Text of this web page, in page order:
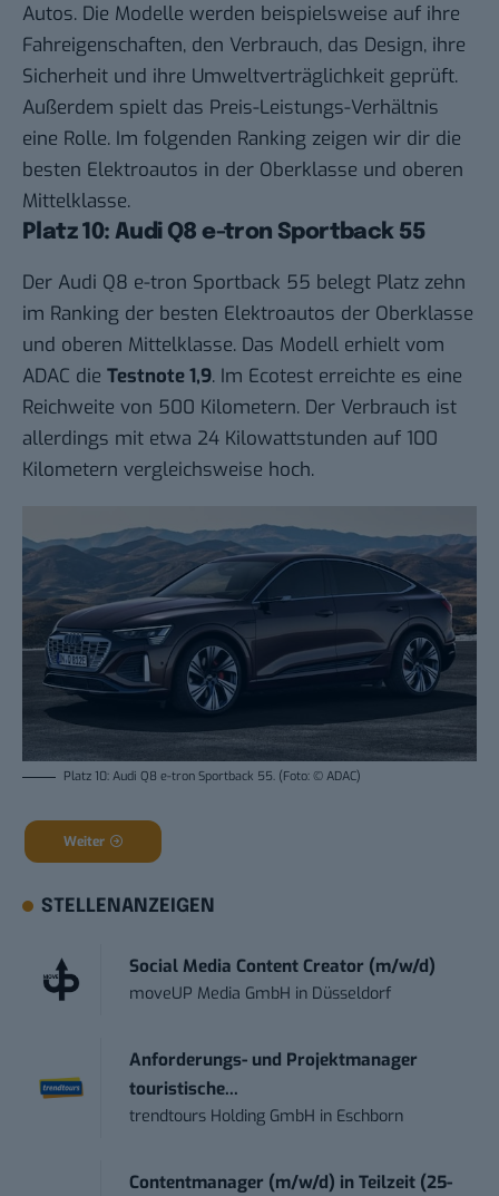
Autos. Die Modelle werden beispielsweise auf ihre
Fahreigenschaften, den Verbrauch, das Design, ihre
Sicherheit und ihre Umweltverträglichkeit geprüft.
Außerdem spielt das Preis-Leistungs-Verhältnis
eine Rolle. Im folgenden Ranking zeigen wir dir die
besten Elektroautos in der Oberklasse und oberen
Mittelklasse.
Platz 10: Audi Q8 e-tron Sportback 55
Der Audi Q8 e-tron Sportback 55 belegt Platz zehn
im Ranking der besten Elektroautos der Oberklasse
und oberen Mittelklasse. Das Modell erhielt vom
ADAC die Testnote 1,9. Im Ecotest erreichte es eine
Reichweite von 500 Kilometern. Der Verbrauch ist
allerdings mit etwa 24 Kilowattstunden auf 100
Kilometern vergleichsweise hoch.
Platz 10: Audi Q8 e-tron Sportback 55. (Foto: © ADAC)
Weiter
STELLENANZEIGEN
Social Media Content Creator (m/w/d)
moveUP Media GmbH in Düsseldorf
Anforderungs- und Projektmanager
touristische...
trendtours Holding GmbH in Eschborn
Contentmanager (m/w/d) in Teilzeit (25-